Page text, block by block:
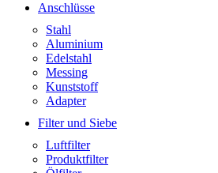
Anschlüsse
Stahl
Aluminium
Edelstahl
Messing
Kunststoff
Adapter
Filter und Siebe
Luftfilter
Produktfilter